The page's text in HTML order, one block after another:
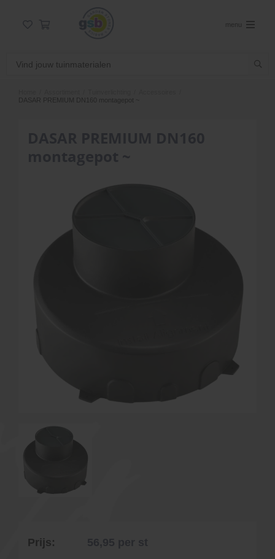
menu
DASAR PREMIUM DN160 montagepot ~
Prijs: